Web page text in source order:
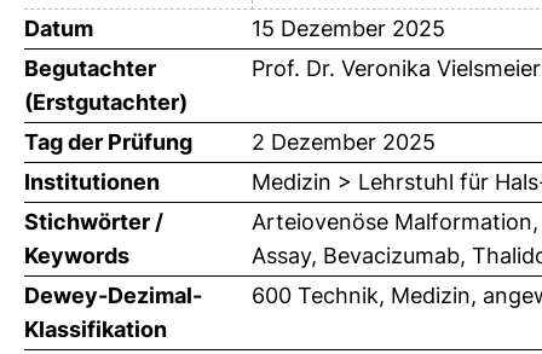
Datum
15 Dezember 2025
Begutachter
(Erstgutachter)
Prof. Dr. Veronika Vielsmeier
Tag der Prüfung
2 Dezember 2025
Institutionen
Medizin > Lehrstuhl für
Stichwörter /
Keywords
Arteiovenöse
Assay, Bevacizumab,
Dewey-Dezimal-
Klassifikation
600 Technik, Medizin,